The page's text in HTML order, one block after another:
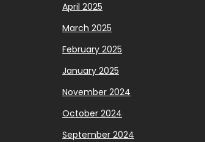
April 2025
March 2025
February 2025
January 2025
November 2024
October 2024
September 2024